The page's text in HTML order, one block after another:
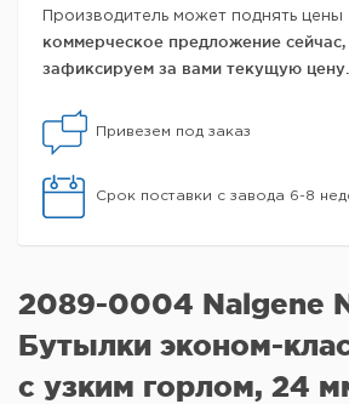
Производитель может поднять цены
коммерческое предложение
зафиксируем за вами текущую цену.
Привезем под заказ
Срок поставки с завода 6-8
2089-0004 Nalgene
Бутылки эконом-
с узким горлом, 24